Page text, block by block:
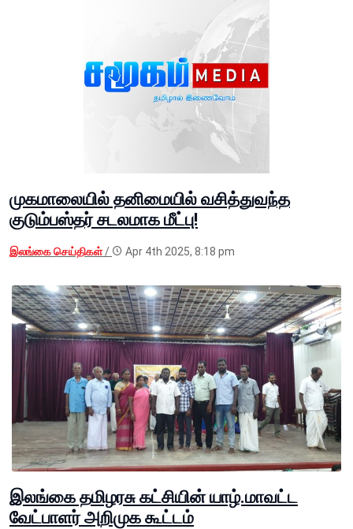
முகமாலையில் தனிமையில் வசித்துவந்த
குடும்பஸ்தர் சடலமாக மீட்பு!
இலங்கை செய்திகள்/ Apr 4th 2025, 8:18 pm
இலங்கை தமிழரசு கட்சியின் யாழ்.மாவட்ட
வேட்பாளர் அறிமுக கூட்டம்